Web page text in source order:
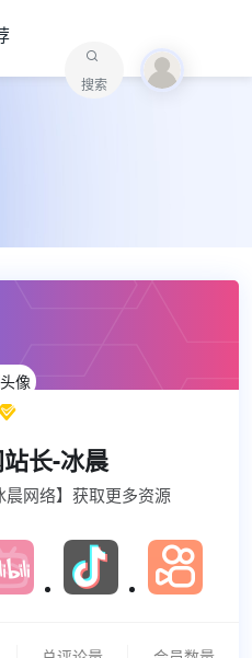
搜索
长-冰晨
网络】获取更多资源